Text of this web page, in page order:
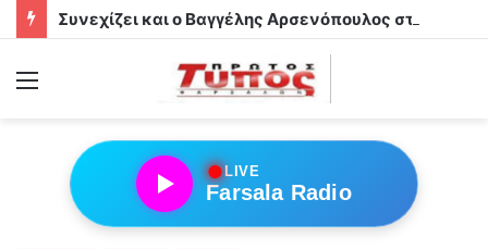
●LIVE
Farsala Radio